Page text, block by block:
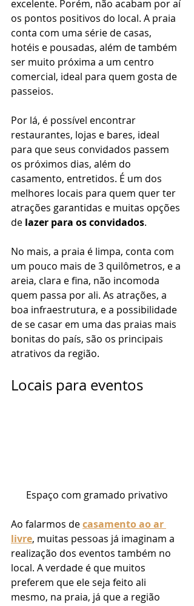
excelente. Porém, não acabam por aí
os pontos positivos do local. A praia
conta com uma série de casas,
hotéis e pousadas, além de também
ser muito próxima a um centro
comercial, ideal para quem gosta de
passeios.
Por lá, é possível encontrar
restaurantes, lojas e bares, ideal
para que seus convidados passem
os próximos dias, além do
casamento, entretidos. É um dos
melhores locais para quem quer ter
atrações garantidas e muitas opções
de lazer para os convidados.
No mais, a praia é limpa, conta com
um pouco mais de 3 quilômetros, e a
areia, clara e fina, não incomoda
quem passa por ali. As atrações, a
boa infraestrutura, e a possibilidade
de se casar em uma das praias mais
bonitas do país, são os principais
atrativos da região.
Locais para eventos
Espaço com gramado privativo
Ao falarmos de casamento ao ar
livre, muitas pessoas já imaginam a
realização dos eventos também no
local. A verdade é que muitos
preferem que ele seja feito ali
mesmo, na praia, já que a região